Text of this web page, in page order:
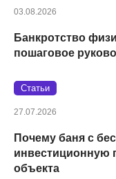
03.08.2026
Банкротство
пошаговое
Статьи
27.07.2026
Почему баня с
инвестиционную
объекта